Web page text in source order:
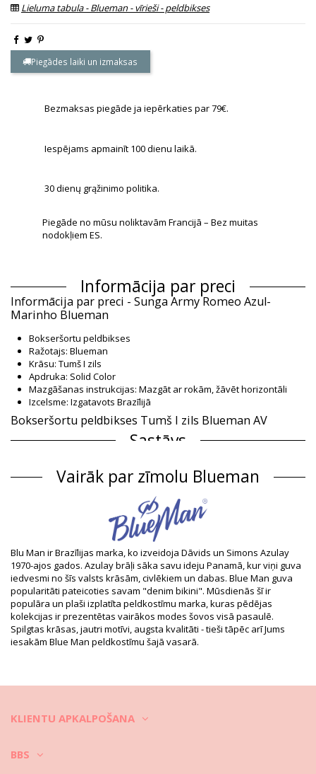
Lieluma tabula - Blueman - vīrieši - peldbikses
Piegādes laiki un izmaksas
Bezmaksas piegāde ja iepērkaties par 79€.
Iespējams apmainīt 100 dienu laikā.
30 dienų grąžinimo politika.
Piegāde no mūsu noliktavām Francijā – Bez muitas
nodokļiem ES.
Informācija par preci
Informācija par preci - Sunga Army Romeo Azul-
Marinho Blueman
Bokseršortu peldbikses
Ražotajs: Blueman
Krāsu: Tumš I zils
Apdruka: Solid Color
Mazgāšanas instrukcijas: Mazgāt ar rokām, žāvēt horizontāli
Izcelsme: Izgatavots Brazīlijā
Bokseršortu peldbikses Tumš I zils Blueman AV
Sastāvs
Odere: 98% Polyamide, 2% Elastane
Produkta informācija
Nodaļa: Vīriešiem, Bokseršortu peldbikses
Iesaiņojumā ietilpst: 1 x Bokseršortu peldbikses (Citi aksesuāri
HS CODE: 6112.31.00.10
SKU: 198800355
EAN: S (7909780274829), M (7909780274836), L (7909780274843),
XL (7909780274850), XXL (7909780274867)
Piegādātāja atsauce: PR.05.2097-021
Svars: 120g / 0.26lb / 4.23oz
Retušēti foto
Mazgāšanas un kopšanas
Vai vēlaties valkāt jauno bikini komplektu ilgāk nekā tikai vienu
sezonu? Ja tā ir, jums jāapgūst, kā par to atbilstoši rūpēties. Tam
par vienu vasaru. Taču kā panākt, lai tas būtu valkājams dažus
Vairāk par zīmolu Blueman
Blu Man ir Brazīlijas marka, ko izveidoja Dāvids un Simons Azulay
1970-ajos gados. Azulay brāļi sāka savu ideju Panamā, kur viņi guva
iedvesmi no šīs valsts krāsām, civlēkiem un dabas. Blue Man guva
popularitāti pateicoties savam "denim bikini". Mūsdienās šī ir
populāra un plaši izplatīta peldkostīmu marka, kuras pēdējas
kolekcijas ir prezentētas vairākos modes šovos visā pasaulē.
Spilgtas krāsas, jautri motīvi, augsta kvalitāti - tieši tāpēc arī Jums
iesakām Blue Man peldkostīmu šajā vasarā.
KLIENTU APKALPOŠANA
BBS